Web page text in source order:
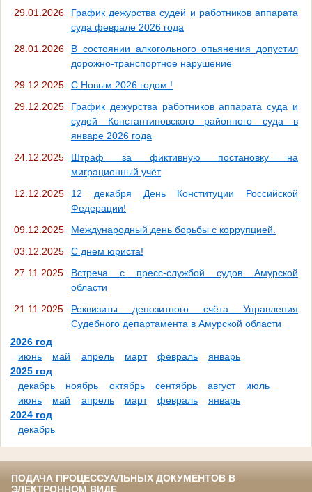
29.01.2026
График дежурства судей и работников аппарата
суда феврале 2026 года
28.01.2026
В состоянии алкогольного опьянения допустил
дорожно-транспортное нарушение
29.12.2025
С Новым 2026 годом !
29.12.2025
График дежурства работников аппарата суда и
судей Константиновского районного суда в
январе 2026 года
24.12.2025
Штраф за фиктивную постановку на
миграционный учёт
12.12.2025
12 декабря День Конституции Российской
Федерации!
09.12.2025
Международный день борьбы с коррупцией.
03.12.2025
С днем юриста!
27.11.2025
Встреча с пресс-службой судов Амурской
области
21.11.2025
Реквизиты депозитного счёта Управления
Судебного департамента в Амурской области
2026 год
июнь
май апрель март февраль
январь
2025 год
декабрь
ноябрь октябрь сентябрь август
июль
июнь
май апрель март февраль
январь
2024 год
декабрь
ПОДАЧА ПРОЦЕССУАЛЬНЫХ ДОКУМЕНТОВ В
ЭЛЕКТРОННОМ ВИДЕ